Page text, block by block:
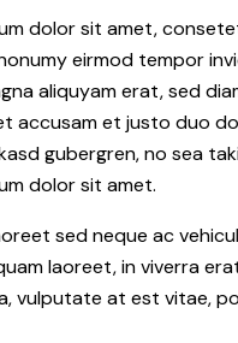
dolor sit amet,
eirmod tempor
aliquyam erat, sed
accusam et justo duo
gubergren, no sea
dolor sit amet.
sed neque ac
laoreet, in viverra
vulputate at est vitae,